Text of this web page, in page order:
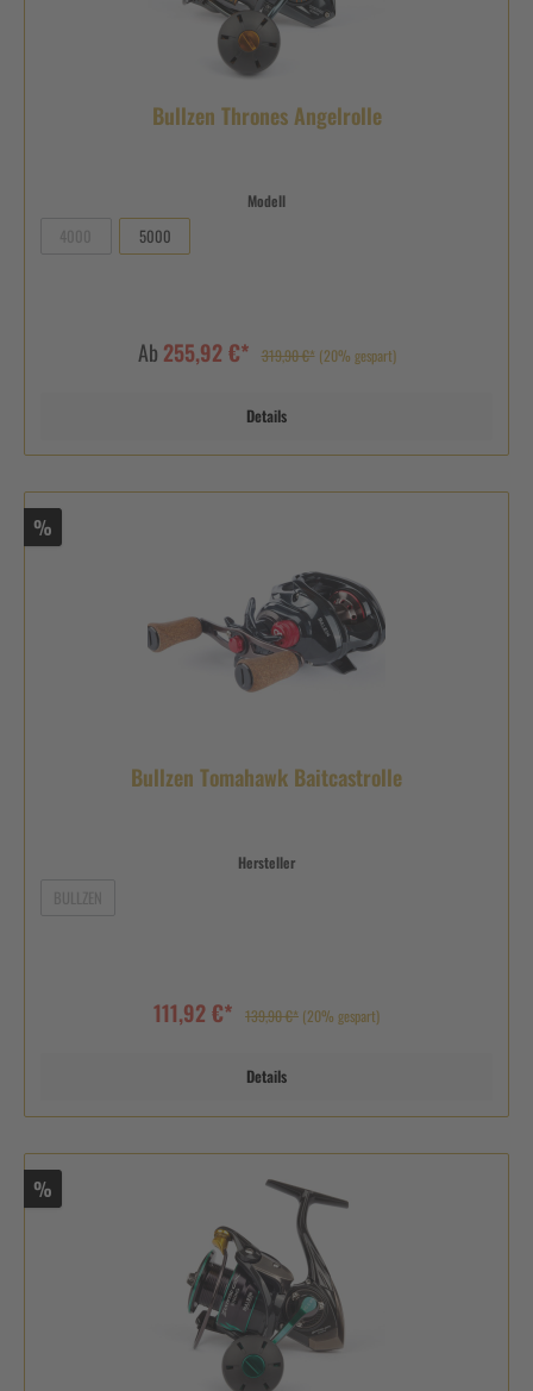
Bullzen Thrones Angelrolle
Modell
5000
Ab 255,92 €* 319,90 €* (20% gespart)
Details
%
Bullzen Tomahawk Baitcastrolle
Hersteller
111,92 €* 139,90 €* (20% gespart)
Details
%